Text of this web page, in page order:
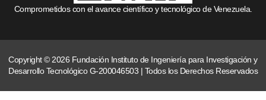
Comprometidos con el avance científico y tecnológico de Venezuela.
Copyright © 2026 Fundación Instituto de Ingeniería para Investigación y
Desarrollo Tecnológico G-200046503 | Todos los Derechos Reservados